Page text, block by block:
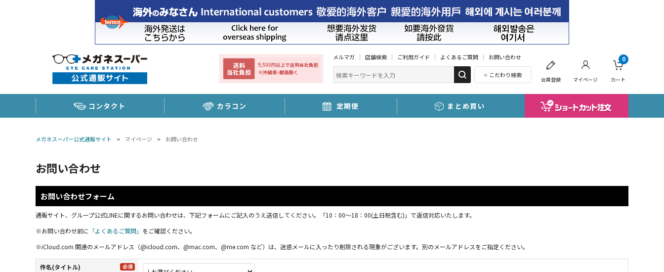
メルマガ 店舗検索 ご利用ガイド よくあるご質問 お問い合わせ
こだわり検索
会員登録 マイページ カート
0
コンタクト カラコン 定期便 まとめ買い
メガネスーパー公式通販サイト > マイページ > お問い合わせ
お問い合わせ
お問い合わせフォーム
通販サイト、グループ公式LINEに関するお問い合わせは、下記フォームにご記入のうえ送信してください。「10：00～18：00(土日祝含む)」で返信対応いたします。
※お問い合わせ前に 「よくあるご質問」 をご確認ください。
※iCloud.com 関連のメールアドレス（@icloud.com、@mac.com、@me.com など）は、迷惑メールに入ったり削除される現象がございます。別のメールアドレスをご指定ください。
件名(タイトル)